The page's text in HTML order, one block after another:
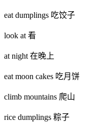
eat dumplings 吃饺子
look at 看
at night 在晚上
eat moon cakes 吃月饼
climb mountains 爬山
rice dumplings 粽子